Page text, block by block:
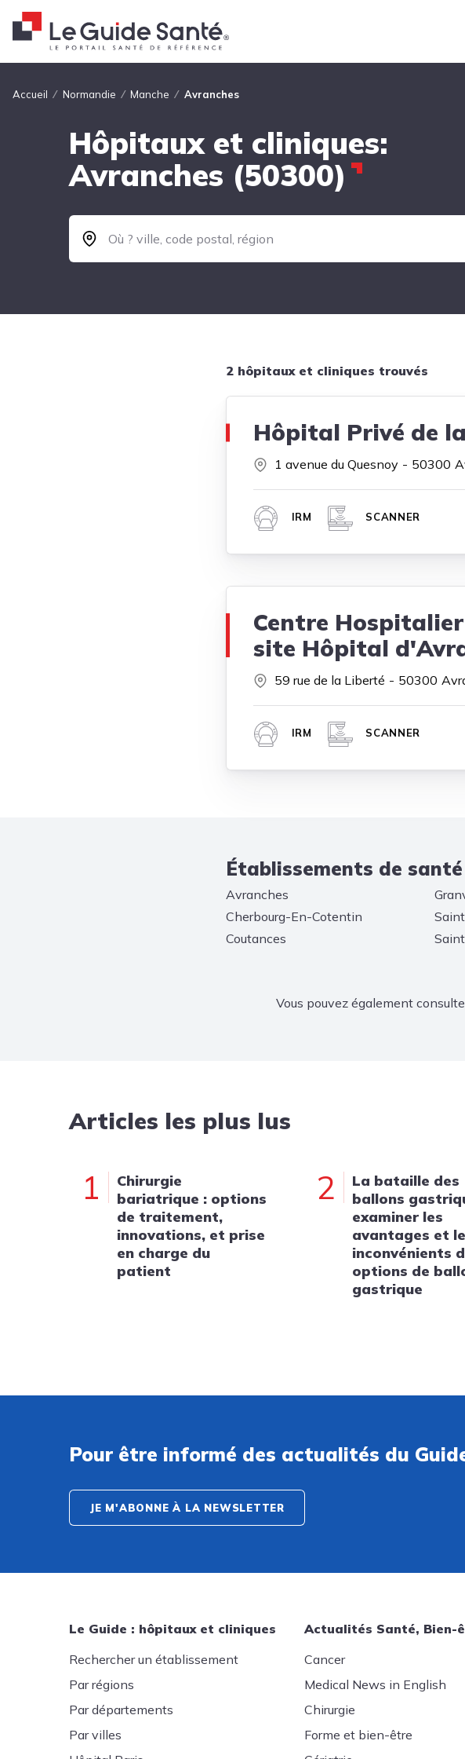
Fil d'Ariane
Accueil Normandie Manche Avranches
Hôpitaux et cliniques:
Avranches (50300)
2 hôpitaux et cliniques trouvés
Hôpital Privé de
1 avenue du Quesnoy 50300
IRM SCANNER
Centre
site Hôpital
59 rue de la Liberté 50300
IRM SCANNER
Établissements de
Avranches
Cherbourg-En-Cotentin
Coutances
Vous pouvez également
Articles les plus lus
1
Chirurgie
bariatrique : options
de traitement,
innovations, et prise
en charge du
patient
2
La bataille des
ballons
examiner les
avantages et
inconvénients
options de
gastrique
Pour être informé des actualités du
JE M'ABONNE À LA NEWSLETTER
Le Guide : hôpitaux et cliniques
Rechercher un établissement
Par régions
Par départements
Par villes
Actualités Santé, Bien-
Cancer
Medical News in English
Chirurgie
Forme et bien-être